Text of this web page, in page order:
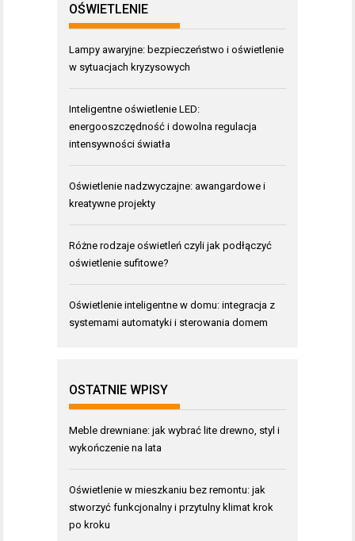
OŚWIETLENIE
Lampy awaryjne: bezpieczeństwo i oświetlenie
w sytuacjach kryzysowych
Inteligentne oświetlenie LED:
energooszczędność i dowolna regulacja
intensywności światła
Oświetlenie nadzwyczajne: awangardowe i
kreatywne projekty
Różne rodzaje oświetleń czyli jak podłączyć
oświetlenie sufitowe?
Oświetlenie inteligentne w domu: integracja z
systemami automatyki i sterowania domem
OSTATNIE WPISY
Meble drewniane: jak wybrać lite drewno, styl i
wykończenie na lata
Oświetlenie w mieszkaniu bez remontu: jak
stworzyć funkcjonalny i przytulny klimat krok
po kroku